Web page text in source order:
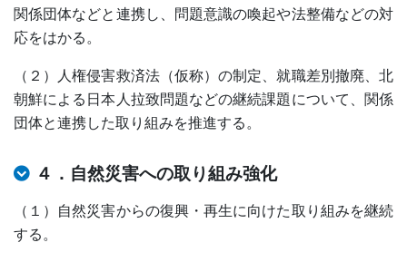
関係団体などと連携し、問題意識の喚起や法整備などの対
応をはかる。
（２）人権侵害救済法（仮称）の制定、就職差別撤廃、北
朝鮮による日本人拉致問題などの継続課題について、関係
団体と連携した取り組みを推進する。
４． 自然災害への取り組み強化
（１）自然災害からの復興・再生に向けた取り組みを継続
する。